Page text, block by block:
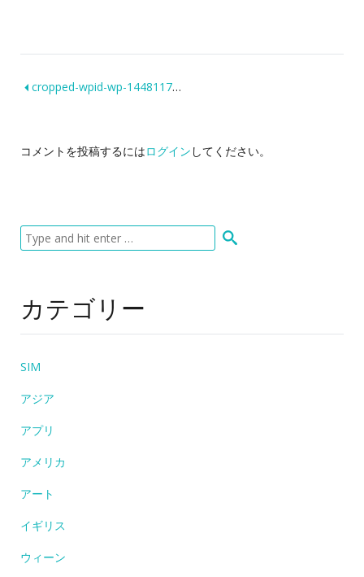
cropped-wpid-wp-14481177020981.jpg
コメントを投稿するにはログイン してください。
カテゴリー
SIM
アジア
アプリ
アメリカ
アート
イギリス
ウィーン